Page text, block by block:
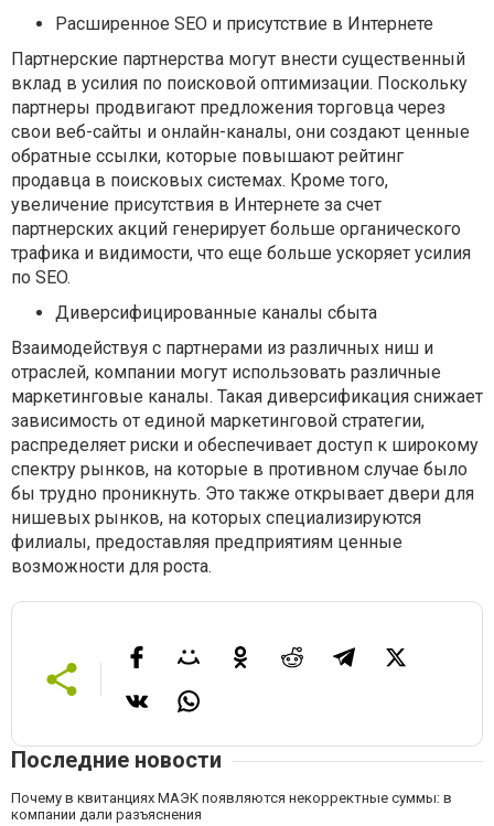
Расширенное SEO и присутствие в Интернете
Партнерские партнерства могут внести существенный
вклад в усилия по поисковой оптимизации. Поскольку
партнеры продвигают предложения торговца через
свои веб-сайты и онлайн-каналы, они создают ценные
обратные ссылки, которые повышают рейтинг
продавца в поисковых системах. Кроме того,
увеличение присутствия в Интернете за счет
партнерских акций генерирует больше органического
трафика и видимости, что еще больше ускоряет усилия
по SEO.
Диверсифицированные каналы сбыта
Взаимодействуя с партнерами из различных ниш и
отраслей, компании могут использовать различные
маркетинговые каналы. Такая диверсификация снижает
зависимость от единой маркетинговой стратегии,
распределяет риски и обеспечивает доступ к широкому
спектру рынков, на которые в противном случае было
бы трудно проникнуть. Это также открывает двери для
нишевых рынков, на которых специализируются
филиалы, предоставляя предприятиям ценные
возможности для роста.
Последние новости
Почему в квитанциях МАЭК появляются некорректные суммы: в
компании дали разъяснения